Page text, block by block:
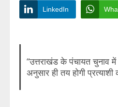
LinkedIn
“उत्तराखंड के पंचायत चुनाव
अनुसार ही तय होगी प्रत्याशी